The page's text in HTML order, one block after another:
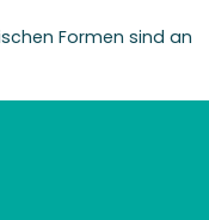
Formen sind an